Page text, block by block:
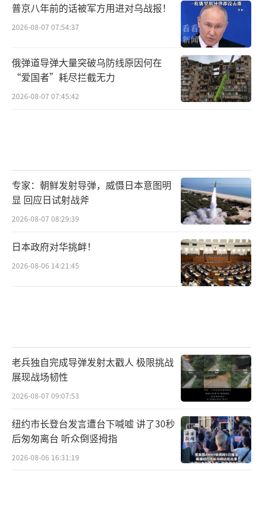
普京八年前的话被军方用进对乌战报！
2026-08-07 07:54:37
俄弹道导弹大量突破乌防线原因何在
“爱国者”耗尽拦截无力
2026-08-07 07:45:42
专家：朝鲜发射导弹，威慑日本意图明
显 回应日试射战斧
2026-08-07 08:29:39
日本政府对华挑衅！
2026-08-06 14:21:45
老兵独自完成导弹发射太戳人 极限挑战
展现战场韧性
2026-08-07 09:07:53
纽约市长登台发言遭台下喊嘘 讲了30秒
后匆匆离台 听众倒竖拇指
2026-08-06 16:31:19